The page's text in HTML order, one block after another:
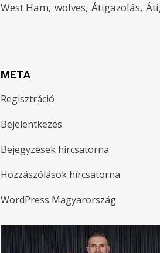
West Ham wolves Átigazolás
META
Regisztráció
Bejelentkezés
Bejegyzések hírcsatorna
Hozzászólások hírcsatorna
WordPress Magyarország